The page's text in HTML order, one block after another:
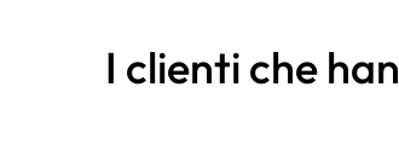
I clienti che